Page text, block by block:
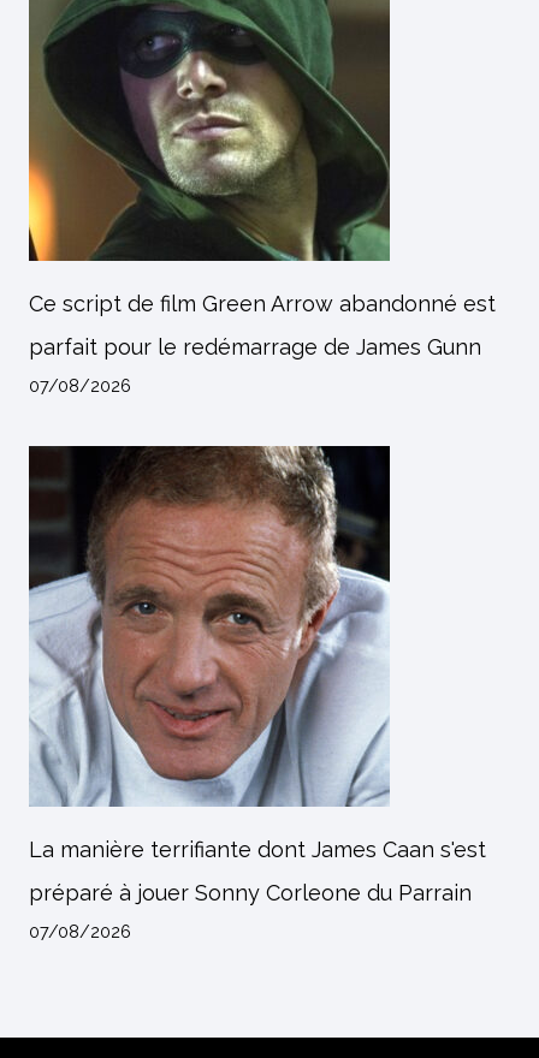
Ce script de film Green Arrow abandonné est
parfait pour le redémarrage de James Gunn
07/08/2026
La manière terrifiante dont James Caan s'est
préparé à jouer Sonny Corleone du Parrain
07/08/2026